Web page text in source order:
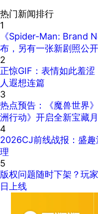
热门新闻排行
1
《Spider-Man: Brand
布，另有一张新剧照公开
2
正惊GIF：表情如此羞
人遐想连篇
3
热点预告：《魔兽世界
洲行动》开启全新宝藏
4
2026CJ前线战报：盛
理
5
版权问题随时下架？玩
日上线